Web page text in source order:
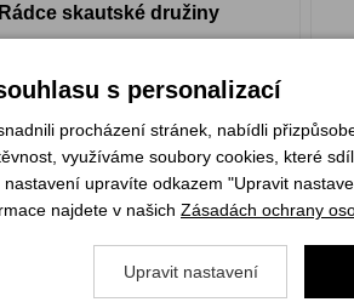
Rádce skautské družiny
s personalizací
procházení stránek, nabídli
využíváme soubory cookies, které
upravíte odkazem "Upravit
najdete v našich Zásadách ochrany
Upravit nastavení